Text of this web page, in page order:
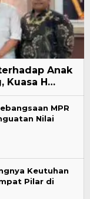
Anak
Kuasa H…
MPR
Nilai
Keutuhan
Pilar di